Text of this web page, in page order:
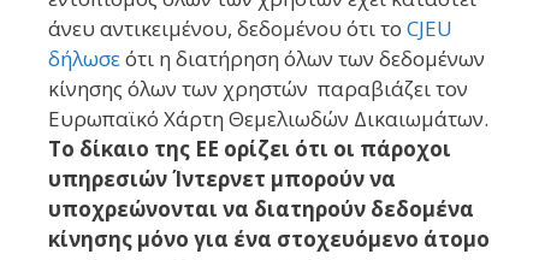
άνευ αντικειμένου, δεδομένου ότι το CJEU
δήλωσεότι η διατήρηση όλων των δεδομένων
κίνησης όλων των χρηστών παραβιάζει τον
Ευρωπαϊκό Χάρτη Θεμελιωδών Δικαιωμάτων.
Το δίκαιο της ΕΕ ορίζει ότι οι πάροχοι
υπηρεσιών Ίντερνετ μπορούν να
υποχρεώνονται να διατηρούν δεδομένα
κίνησης μόνο για ένα στοχευόμενο άτομο